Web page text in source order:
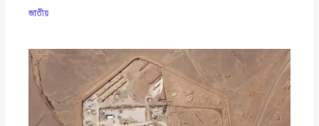
জাতীয়